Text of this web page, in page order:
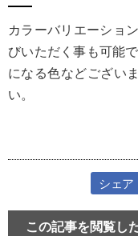
カラーバリエーショ
びいただく事も可能
になる色などござい
い。
シェア
この記事を閲覧し